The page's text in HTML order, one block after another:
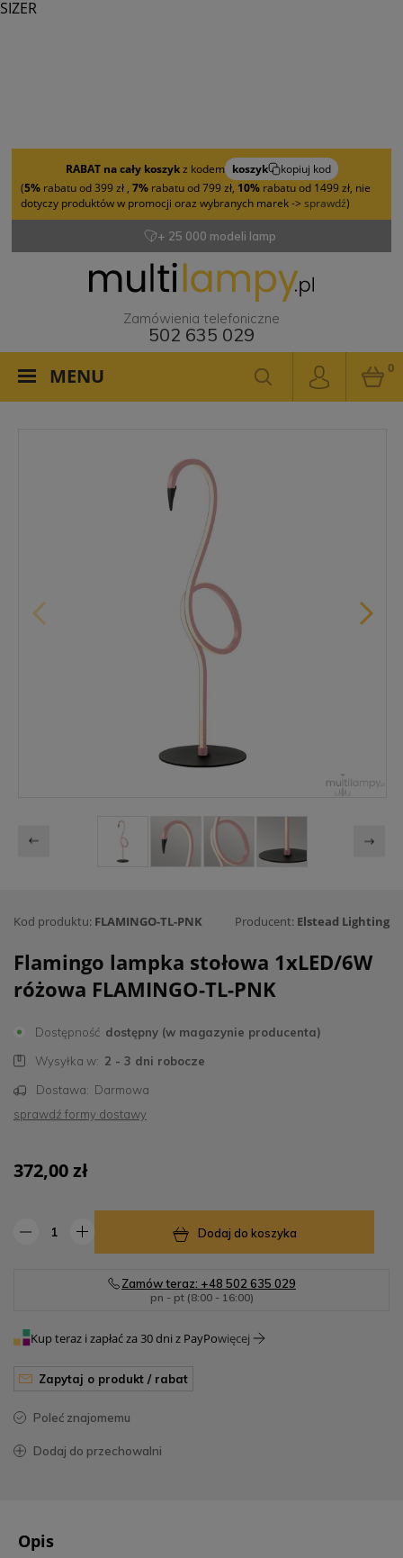
RABAT na cały koszykz kodem koszyk
kopiuj kod
(5% rabatu od 399 zł , 7% rabatu od 799 zł, 10% rabatu od 1499 zł, nie
dotyczy produktów w promocji oraz wybranych marek -> sprawdź)
+ 25 000 modeli lamp
Zamówienia telefoniczne
502 635 029
MENU 0
Kod produktu: FLAMINGO-TL-PNK Producent: Elstead Lighting
Flamingo lampka stołowa 1xLED/6W
różowa FLAMINGO-TL-PNK
Dostępność dostępny (w magazynie producenta)
Wysyłka w: 2 - 3 dni robocze
Dostawa: Darmowa
sprawdź formy dostawy
372,00 zł
Dodaj do koszyka
Zamów teraz: +48 502 635 029
pn - pt (8:00 - 16:00)
Kup teraz i zapłać za 30 dni z PayPowięcej
zapytaj o produkt / rabat
poleć znajomemu
dodaj do przechowalni
Opis
SIZER